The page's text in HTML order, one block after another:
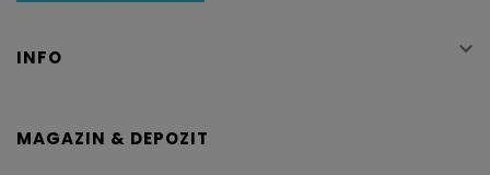
INFO 
MAGAZIN & DEPOZIT